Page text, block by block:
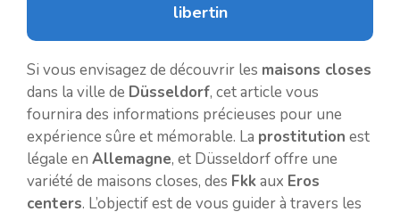
libertin
Si vous envisagez de découvrir les maisons closes
dans la ville de Düsseldorf, cet article vous
fournira des informations précieuses pour une
expérience sûre et mémorable. La prostitution est
légale en Allemagne, et Düsseldorf offre une
variété de maisons closes, des Fkkaux Eros
centers. L’objectif est de vous guider à travers les